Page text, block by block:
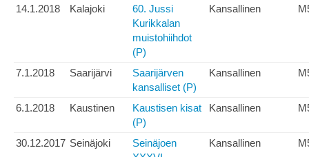
14.1.2018 Kalajoki
60. Jussi
Kurikkalan
muistohiihdot
(P)
Kansallinen
7.1.2018 Saarijärvi
Saarijärven
kansalliset (P)
Kansallinen
6.1.2018 Kaustinen
Kaustisen kisat
(P)
Kansallinen
30.12.2017 Seinäjoki
Seinäjoen
Kansallinen